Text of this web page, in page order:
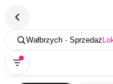
Wałbrzych · Sprzedaż